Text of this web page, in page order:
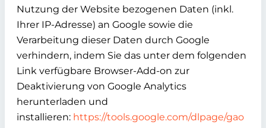
Nutzung der Website bezogenen Daten (inkl.
Ihrer IP-Adresse) an Google sowie die
Verarbeitung dieser Daten durch Google
verhindern, indem Sie das unter dem folgenden
Link verfügbare Browser-Add-on zur
Deaktivierung von Google Analytics
herunterladen und
installieren: https://tools.google.com/dlpage/gao